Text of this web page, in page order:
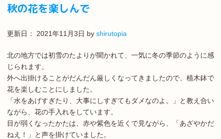
秋の花を楽しんで
更新日： 2021年11月3日 by shirutopia
北の地方では初雪のたよりが聞かれて、一気に冬の季節のように感
じられます。
外へ出掛けることがだんだん厳しくなってきましたので、植木鉢で
花を楽しむことにしました。
「水をあげすぎたり、大事にしすぎてもダメなのよ。」と教え合い
ながら、花の手入れをしています。
目が弱くなったかたは、赤や紫色を近くで見ながら、「あざやかだ
ねえ！」と声を掛けていました。